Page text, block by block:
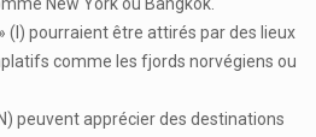
(I) pourraient être attirés par des lieux
comme les fjords norvégiens ou
peuvent apprécier des destinations